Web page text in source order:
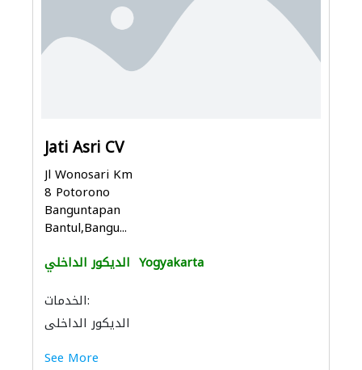
Jati Asri CV
Jl Wonosari Km
8 Potorono
Banguntapan
Bantul,Bangu...
الديكور الداخلي Yogyakarta
الخدمات:
الديكور الداخلي
See More